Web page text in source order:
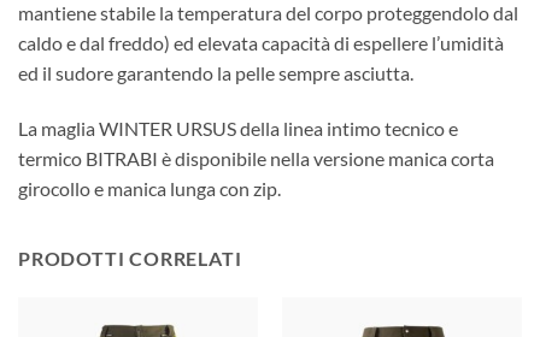
mantiene stabile la temperatura del corpo proteggendolo dal
caldo e dal freddo) ed elevata capacità di espellere l’umidità
ed il sudore garantendo la pelle sempre asciutta.
La maglia WINTER URSUS della linea intimo tecnico e
termico BITRABI è disponibile nella versione manica corta
girocollo e manica lunga con zip.
PRODOTTI CORRELATI